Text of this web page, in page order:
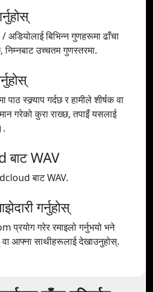
/ अडियोलाई बिभिन्न गुणहरूमा ढाँचा
निम्नबाट उच्चतम गुणस्तरमा.
स्क्र्याप गर्दछ र हामीले शीर्षक वा
गरेको कुरा राख्छ, तपाइँ यसलाई
WAV
बाट WAV.
गर्नुहोस्
प्रयोग गरेर रमाइलो गर्नुभयो भने
वा आफ्ना साथीहरूलाई देखाउनुहोस्.